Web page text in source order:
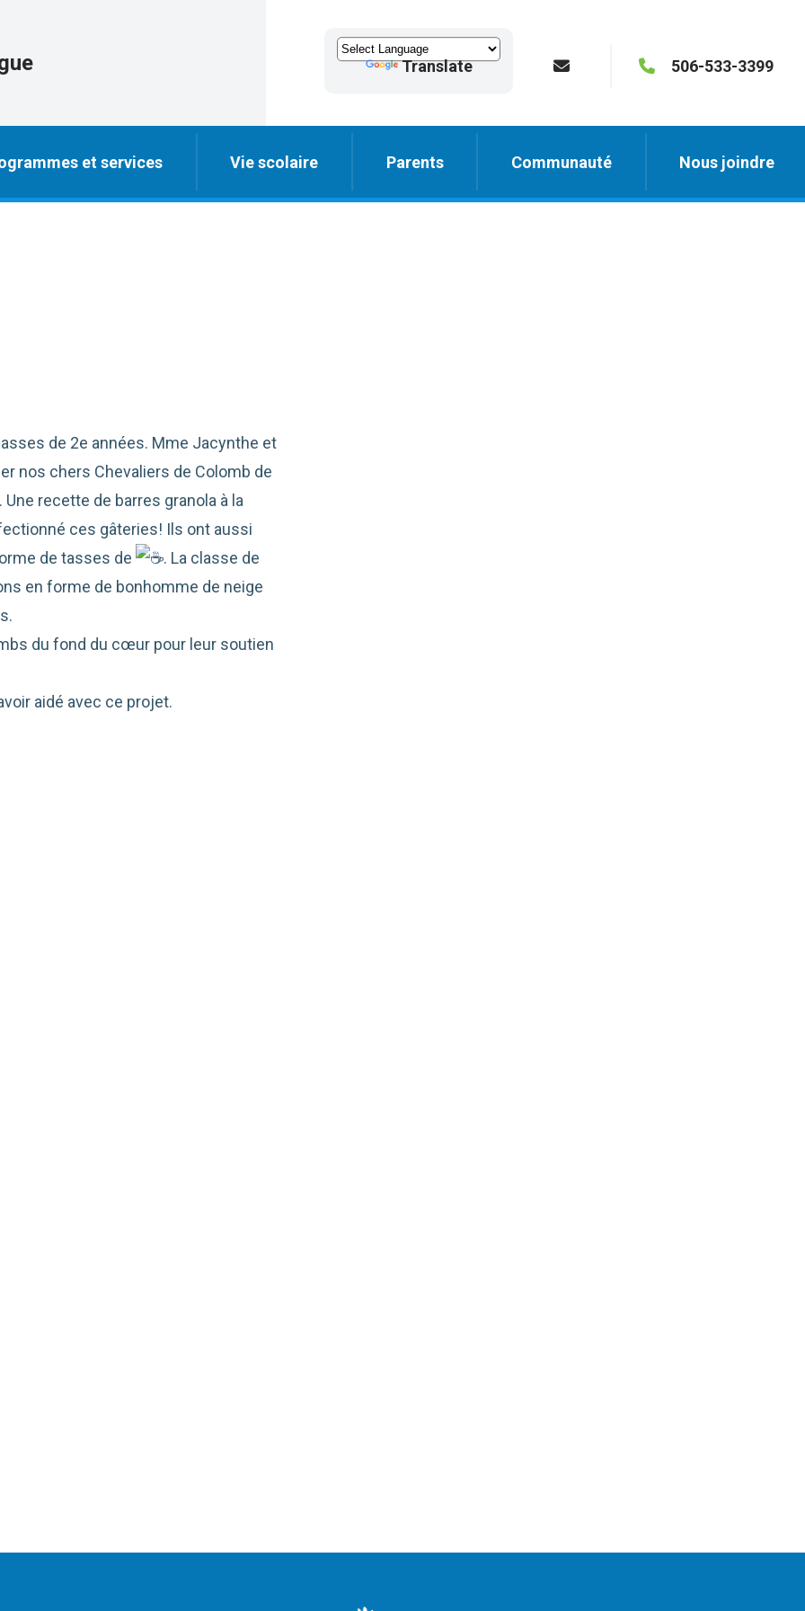
Translate 506-533-3399
et services Vie scolaire Parents Communauté Nous joindre
de 2e années. Mme Jacynthe et
nos chers Chevaliers de Colomb de
recette de barres granola à la
ces gâteries! Ils ont aussi
de tasses de
. La classe de
en forme de bonhomme de neige
du fond du cœur pour leur soutien
aidé avec ce projet.